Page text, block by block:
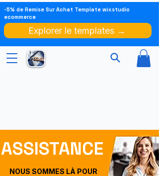
-5% de Remise Sur Achat Template wixstudio
ecommerce
Explorer le templates →
ASSISTANCE
NOUS SOMMES LÀ POUR